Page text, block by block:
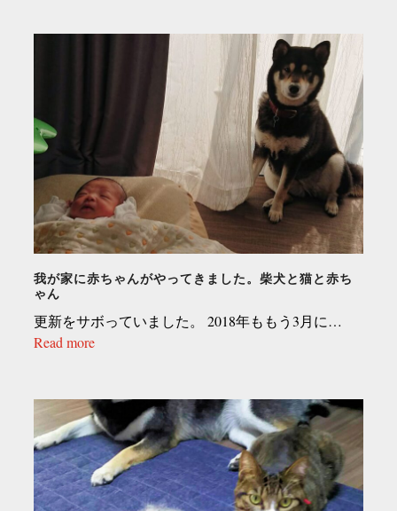
我が家に赤ちゃんがやってきました。柴犬と猫と赤ち
ゃん
更新をサボっていました。 2018年ももう3月に…
Read more